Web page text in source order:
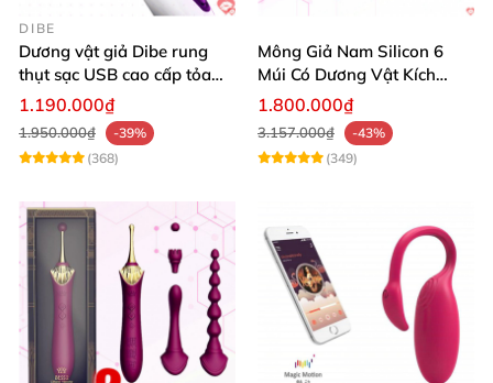
DIBE
Dương vật giả Dibe rung
thụt sạc USB cao cấp tỏa
nhiệt mạnh
1.190.000₫
1.950.000₫
-39%
(368)
Mông Giả Nam Silicon 6
Múi Có Dương Vật Kích
Thước Lớn Hấp Dẫn
1.800.000₫
3.157.000₫
-43%
(349)